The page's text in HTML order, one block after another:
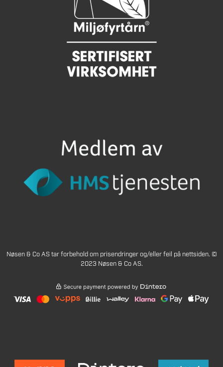
Nøsen & Co AS tar forbehold om prisendringer og/eller feil på nettsiden. ©
2023 Nøsen & Co AS.